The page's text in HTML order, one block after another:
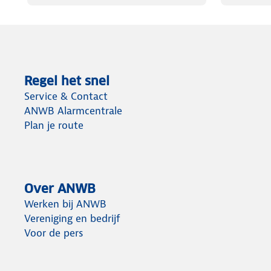
Regel het snel
Service & Contact
ANWB Alarmcentrale
Plan je route
Over ANWB
Werken bij ANWB
Vereniging en bedrijf
Voor de pers